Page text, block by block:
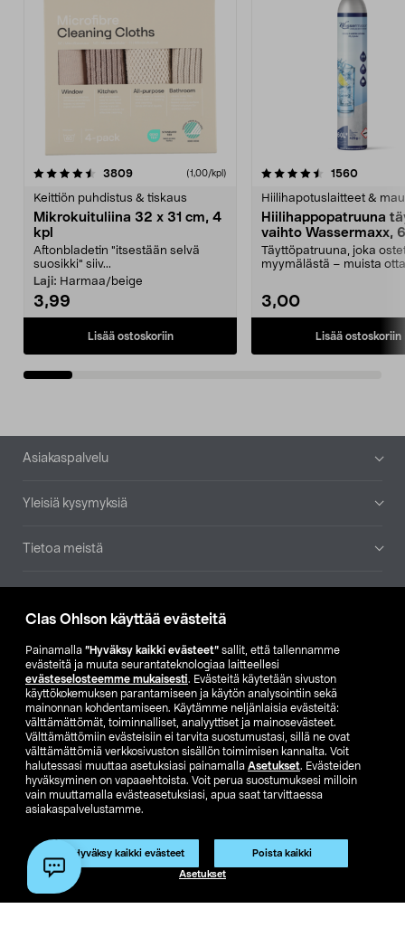
Clas Ohlson käyttää evästeitä
Painamalla ”Hyväksy kaikki evästeet” sallit, että tallennamme
evästeitä ja muuta seurantateknologiaa laitteellesi
evästeselosteemme mukaisesti. Evästeitä käytetään sivuston
käyttökokemuksen parantamiseen ja käytön analysointiin sekä
mainonnan kohdentamiseen. Käytämme neljänlaisia evästeitä:
välttämättömät, toiminnalliset, analyyttiset ja mainosevästeet.
Välttämättömiin evästeisiin ei tarvita suostumustasi, sillä ne ovat
välttämättömiä verkkosivuston sisällön toimimisen kannalta. Voit
halutessasi muuttaa asetuksiasi painamalla Asetukset. Evästeiden
hyväksyminen on vapaaehtoista. Voit perua suostumuksesi milloin
vain muuttamalla evästeasetuksiasi, apua saat tarvittaessa
asiakaspalvelustamme.
Hyväksy kaikki evästeet Poista kaikki
Asetukset
3809arvostelut (1,00/kpl)
Keittiön puhdistus & tiskaus
Mikrokuituliina 32 x 31 cm, 4
kpl
Aftonbladetin "itsestään selvä
suosikki" siiv...
Laji: Harmaa/beige
3,99
Lisää ostoskoriin
4.5viidestä
1560
Hiilihapotuslaitteet &
Hiilihappopatruuna
vaihto Wassermaxx,
Täyttöpatruuna, joka
myymälästä – muista
3,00
Lisää ostoskoriin
4.5viidestä
Alatunniste
Asiakaspalvelu
Yleisiä kysymyksiä
Tietoa meistä
Etsi myymälä
SE NO FI
FI SV
Ostoehdot